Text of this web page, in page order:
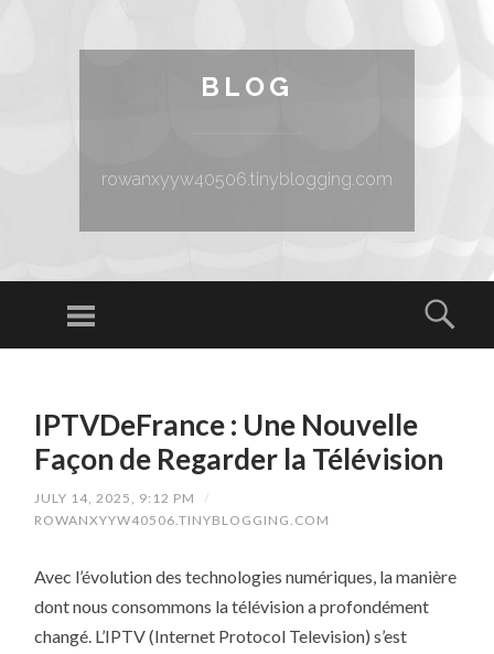
BLOG
rowanxyyw40506.tinyblogging.com
Menu
IPTVDeFrance : Une Nouvelle
Façon de Regarder la Télévision
JULY 14, 2025, 9:12 PM
/
ROWANXYYW40506.TINYBLOGGING.COM
Avec l’évolution des technologies numériques, la manière
dont nous consommons la télévision a profondément
changé. L’IPTV (Internet Protocol Television) s’est